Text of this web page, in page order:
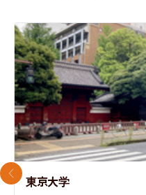
東京大学
前のスライド